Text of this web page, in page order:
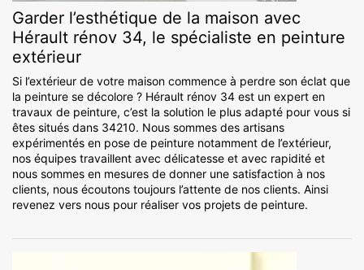
Garder l’esthétique de la maison avec
Hérault rénov 34, le spécialiste en peinture
extérieur
Si l’extérieur de votre maison commence à perdre son éclat que
la peinture se décolore ? Hérault rénov 34 est un expert en
travaux de peinture, c’est la solution le plus adapté pour vous si
êtes situés dans 34210. Nous sommes des artisans
expérimentés en pose de peinture notamment de l’extérieur,
nos équipes travaillent avec délicatesse et avec rapidité et
nous sommes en mesures de donner une satisfaction à nos
clients, nous écoutons toujours l’attente de nos clients. Ainsi
revenez vers nous pour réaliser vos projets de peinture.